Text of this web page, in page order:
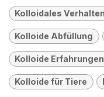
Kolloidales
Kolloide Abfüllung
Kolloide
Kolloide für Tiere